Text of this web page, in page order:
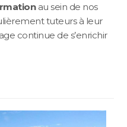
au sein de nos
tuteurs à leur
continue de s’enrichir